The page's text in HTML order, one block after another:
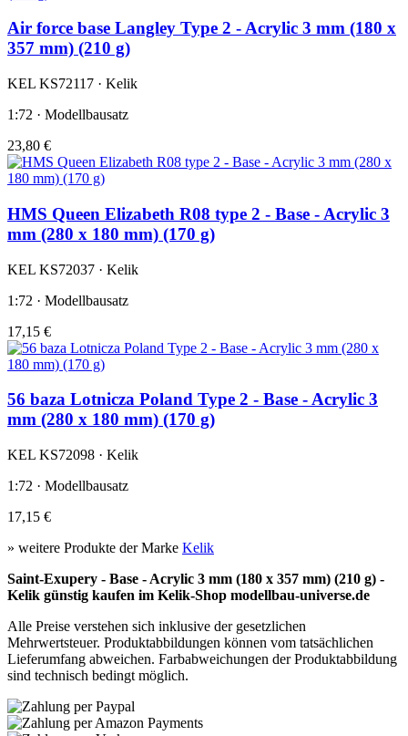
Air force base Langley Type 2 - Acrylic 3 mm (180 x
357 mm) (210 g)
KEL KS72117 · Kelik
1:72 · Modellbausatz
23,80 €
HMS Queen Elizabeth R08 type 2 - Base - Acrylic 3
mm (280 x 180 mm) (170 g)
KEL KS72037 · Kelik
1:72 · Modellbausatz
17,15 €
56 baza Lotnicza Poland Type 2 - Base - Acrylic 3
mm (280 x 180 mm) (170 g)
KEL KS72098 · Kelik
1:72 · Modellbausatz
17,15 €
» weitere Produkte der Marke Kelik
Saint-Exupery - Base - Acrylic 3 mm (180 x 357 mm) (210 g) -
Kelik günstig kaufen im Kelik-Shop modellbau-universe.de
Alle Preise verstehen sich inklusive der gesetzlichen
Mehrwertsteuer. Produktabbildungen können vom tatsächlichen
Lieferumfang abweichen. Farbabweichungen der Produktabbildung
sind technisch bedingt möglich.